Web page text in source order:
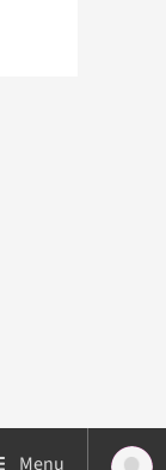
Menu